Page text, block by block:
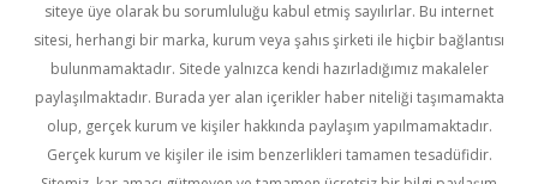
siteye üye olarak bu sorumluluğu kabul etmiş sayılırlar. Bu internet
sitesi, herhangi bir marka, kurum veya şahıs şirketi ile hiçbir bağlantısı
bulunmamaktadır. Sitede yalnızca kendi hazırladığımız makaleler
paylaşılmaktadır. Burada yer alan içerikler haber niteliği taşımamakta
olup, gerçek kurum ve kişiler hakkında paylaşım yapılmamaktadır.
Gerçek kurum ve kişiler ile isim benzerlikleri tamamen tesadüfidir.